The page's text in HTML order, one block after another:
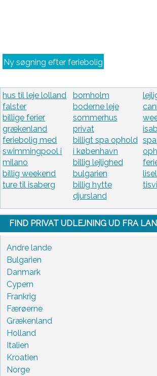
Ny søgning efter feriebolig
hus til leje lolland
falster
billige ferier
grækenland
feriebolig med
swimmingpool i
milano
billig weekend
ture til isaberg
bornholm
boderne leje
sommerhus
privat
billigt spa ophold
i københavn
billig lejlighed
bulgarien
billig hytte
djursland
FIND PRIVAT UDLEJNING UD FRA
Andre lande
Bulgarien
Danmark
Cypern
Frankrig
Færøerne
Grækenland
Holland
Italien
Kroatien
Norge